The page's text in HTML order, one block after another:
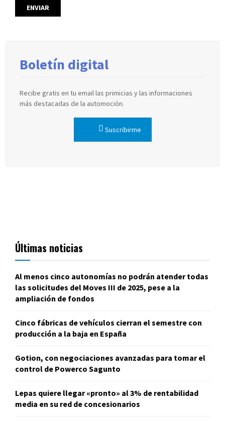
Boletín digital
Recibe gratis en tu email las primicias y las informaciones
más destacadas de la automoción.
Suscribirme
Últimas noticias
Al menos cinco autonomías no podrán atender todas
las solicitudes del Moves III de 2025, pese a la
ampliación de fondos
Cinco fábricas de vehículos cierran el semestre con
producción a la baja en España
Gotion, con negociaciones avanzadas para tomar el
control de Powerco Sagunto
Lepas quiere llegar «pronto» al 3% de rentabilidad
media en su red de concesionarios